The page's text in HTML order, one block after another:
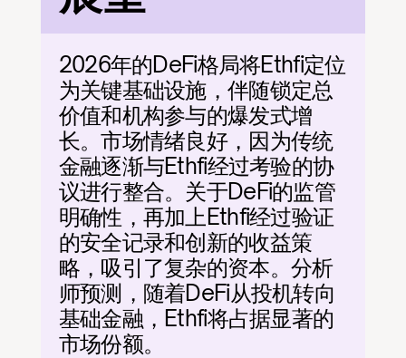
2026年的DeFi格局将Ethfi定位
为关键基础设施，伴随锁定总
价值和机构参与的爆发式增
长。市场情绪良好，因为传统
金融逐渐与Ethfi经过考验的协
议进行整合。关于DeFi的监管
明确性，再加上Ethfi经过验证
的安全记录和创新的收益策
略，吸引了复杂的资本。分析
师预测，随着DeFi从投机转向
基础金融，Ethfi将占据显著的
市场份额。